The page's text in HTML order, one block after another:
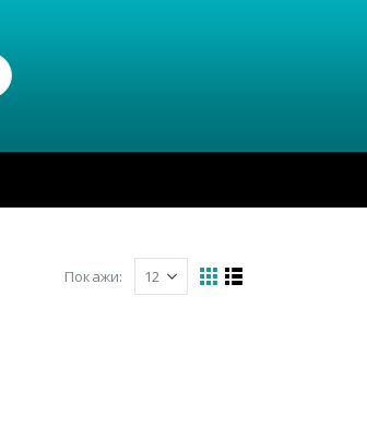
Покажи: